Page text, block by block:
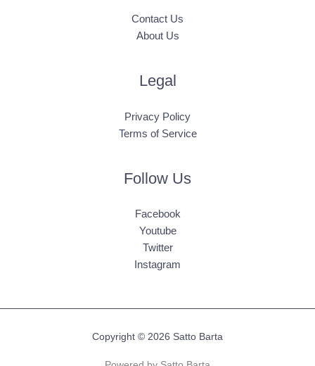
Contact Us
About Us
Legal
Privacy Policy
Terms of Service
Follow Us
Facebook
Youtube
Twitter
Instagram
Copyright © 2026 Satto Barta